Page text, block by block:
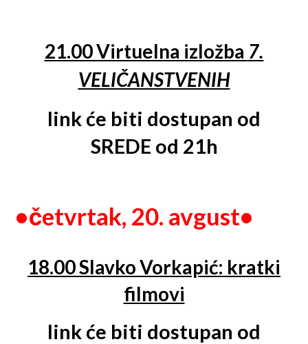
21.00 Virtuelna izložba 7.
VELIČANSTVENIH
link će biti dostupan od
SREDE od 21h
•četvrtak, 20. avgust•
18.00 Slavko Vorkapić: kratki
filmovi
link će biti dostupan od